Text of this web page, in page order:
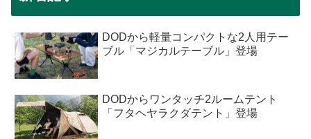
DODから軽量コンパクトな2人用テー
ブル「マジカルテーブル」登場
DODからワンタッチ2ルームテント
「フタヘヤラクダテント」登場